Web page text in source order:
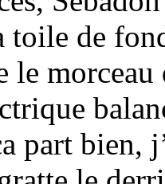
toile de
le
part bien,